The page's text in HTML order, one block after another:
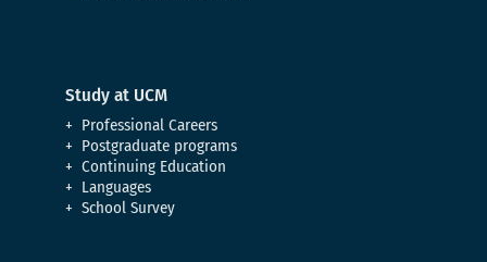
Study at UCM
Professional Careers
Postgraduate programs
Continuing Education
Languages
School Survey